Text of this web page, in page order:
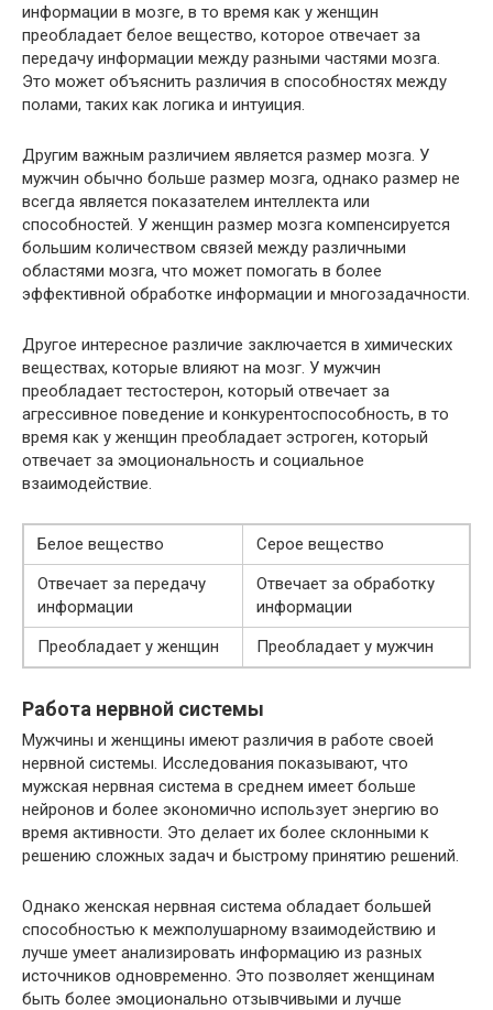
информации в мозге, в то время как у женщин
преобладает белое вещество, которое отвечает за
передачу информации между разными частями мозга.
Это может объяснить различия в способностях между
полами, таких как логика и интуиция.
Другим важным различием является размер мозга. У
мужчин обычно больше размер мозга, однако размер не
всегда является показателем интеллекта или
способностей. У женщин размер мозга компенсируется
большим количеством связей между различными
областями мозга, что может помогать в более
эффективной обработке информации и многозадачности.
Другое интересное различие заключается в химических
веществах, которые влияют на мозг. У мужчин
преобладает тестостерон, который отвечает за
агрессивное поведение и конкурентоспособность, в то
время как у женщин преобладает эстроген, который
отвечает за эмоциональность и социальное
взаимодействие.
Белое вещество
Серое вещество
Отвечает за передачу
информации
Отвечает за обработку
информации
Преобладает у женщин
Преобладает у мужчин
Работа нервной системы
Мужчины и женщины имеют различия в работе своей
нервной системы. Исследования показывают, что
мужская нервная система в среднем имеет больше
нейронов и более экономично использует энергию во
время активности. Это делает их более склонными к
решению сложных задач и быстрому принятию решений.
Однако женская нервная система обладает большей
способностью к межполушарному взаимодействию и
лучше умеет анализировать информацию из разных
источников одновременно. Это позволяет женщинам
быть более эмоционально отзывчивыми и лучше